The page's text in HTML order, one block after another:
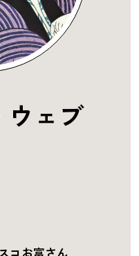
ウェブ
コお富さん